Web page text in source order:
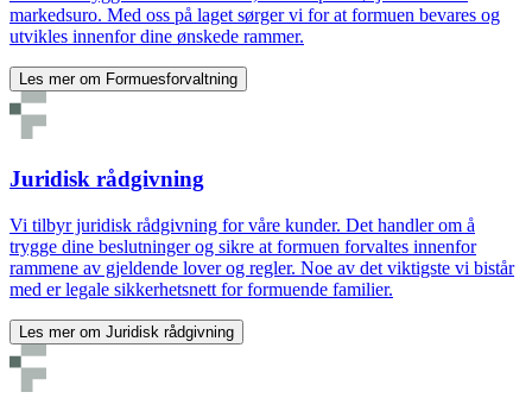
markedsuro. Med oss på laget sørger vi for at formuen bevares og
utvikles innenfor dine ønskede rammer.
Les mer om Formuesforvaltning
Juridisk rådgivning
Vi tilbyr juridisk rådgivning for våre kunder. Det handler om å
trygge dine beslutninger og sikre at formuen forvaltes innenfor
rammene av gjeldende lover og regler. Noe av det viktigste vi bistår
med er legale sikkerhetsnett for formuende familier.
Les mer om Juridisk rådgivning